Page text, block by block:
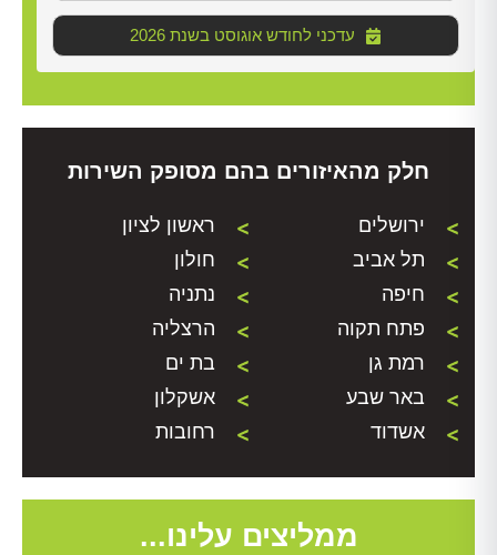
2026 עדכני לחודש אוגוסט בשנת
חלק מהאיזורים בהם מסופק השירות
ירושלים
ראשון לציון
תל אביב
חולון
חיפה
נתניה
פתח תקוה
הרצליה
רמת גן
בת ים
באר שבע
אשקלון
אשדוד
רחובות
ממליצים עלינו...